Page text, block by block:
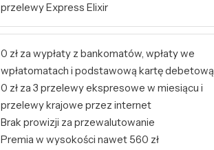
przelewy Express Elixir
0 zł za wypłaty z bankomatów, wpłaty we
wpłatomatach i podstawową kartę debetową
0 zł za 3 przelewy ekspresowe w miesiącu i
przelewy krajowe przez internet
Brak prowizji za przewalutowanie
Premia w wysokości nawet 560 zł